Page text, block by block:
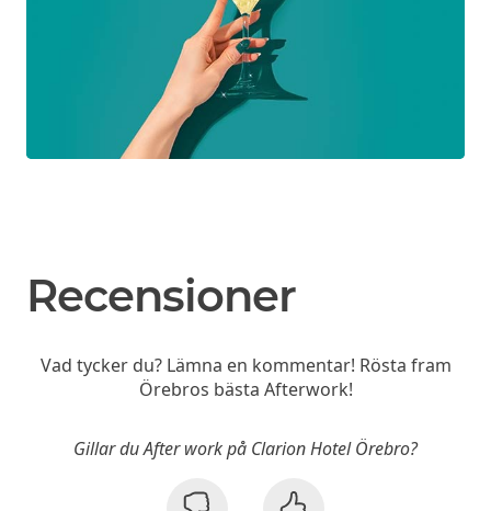
Recensioner
Vad tycker du? Lämna en kommentar! Rösta fram
Örebros bästa Afterwork!
Gillar du After work på Clarion Hotel Örebro?